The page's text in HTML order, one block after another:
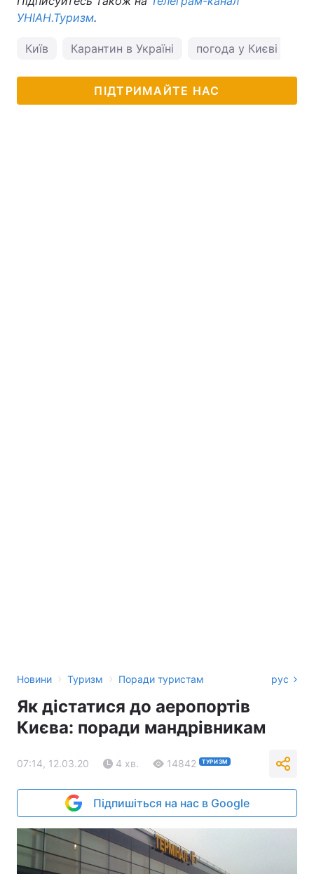
УНІАН.Туризм.
Київ Карантин в Україні погода у Києві
ПІДТРИМАЙТЕ НАС
Новини › Туризм › Поради туристам рус
Як дістатися до аеропортів
Києва: поради мандрівникам
07:14, 12.03.20 4 хв. 14842 ТУРИЗМ
Підпишіться на нас в Google